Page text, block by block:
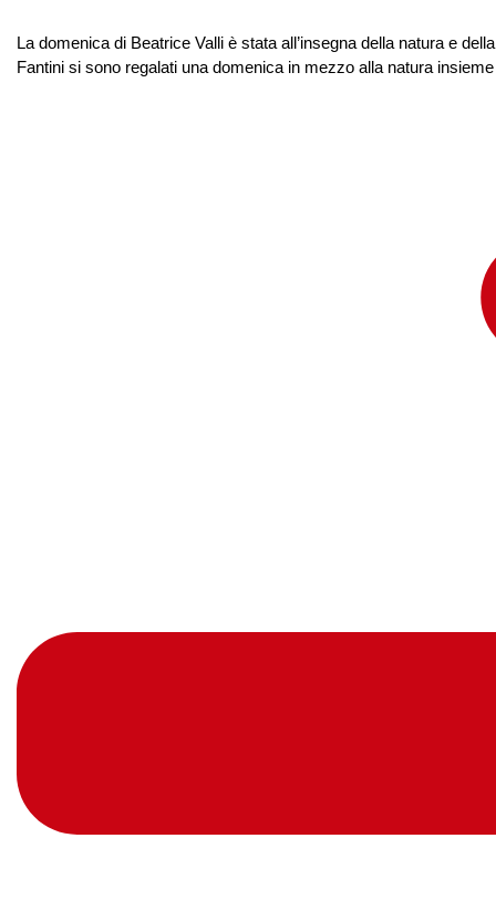
La domenica di Beatrice Valli è stata all’insegna della natura e
Fantini si sono regalati una domenica in mezzo alla natura